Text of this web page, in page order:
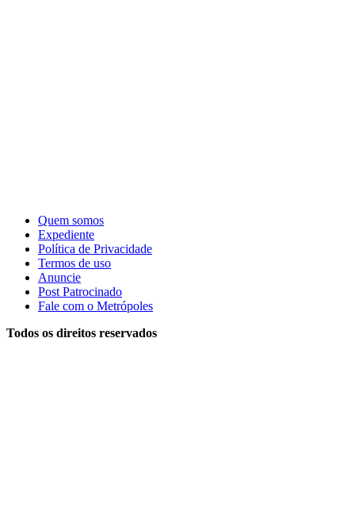
Quem somos
Expediente
Política de Privacidade
Termos de uso
Anuncie
Post Patrocinado
Fale com o Metrópoles
Todos os direitos reservados